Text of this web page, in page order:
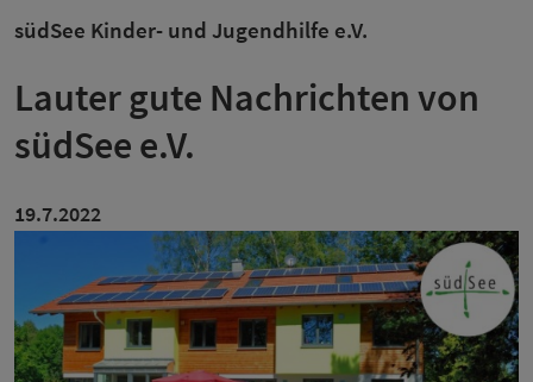
südSee Kinder- und Jugendhilfe e.V.
Lauter gute Nachrichten von
südSee e.V.
19.7.2022